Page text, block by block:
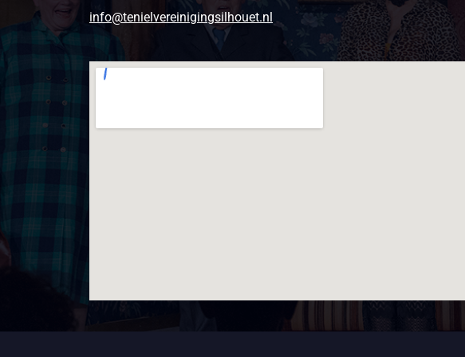
info@tenielvereinigingsilhouet.nl